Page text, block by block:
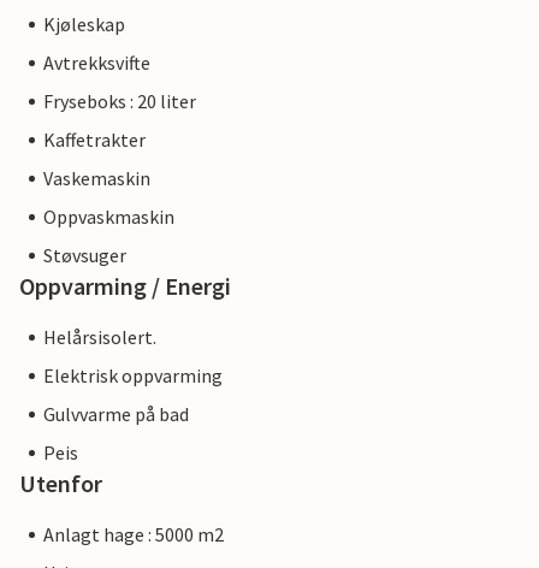
Kjøleskap
Avtrekksvifte
Fryseboks : 20 liter
Kaffetrakter
Vaskemaskin
Oppvaskmaskin
Støvsuger
Oppvarming / Energi
Helårsisolert.
Elektrisk oppvarming
Gulvvarme på bad
Peis
Utenfor
Anlagt hage : 5000 m2